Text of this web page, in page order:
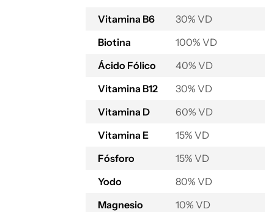
Vitamina B6
30% VD
Biotina
100% VD
Ácido Fólico
40% VD
Vitamina B12
30% VD
Vitamina D
60% VD
Vitamina E
15% VD
Fósforo
15% VD
Yodo
80% VD
Magnesio
10% VD